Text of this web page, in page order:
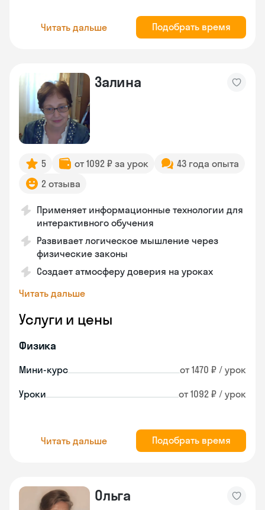
Читать дальше Подобрать время
Залина
5 от 1092 ₽ за урок
43 года опыта
2 отзыва
Применяет информационные технологии для
интерактивного обучения
Развивает логическое мышление через
физические законы
Создает атмосферу доверия на уроках
Читать дальше
Услуги и цены
Физика
Мини-курс от 1470 ₽ / урок
Уроки от 1092 ₽ / урок
Читать дальше Подобрать время
Ольга